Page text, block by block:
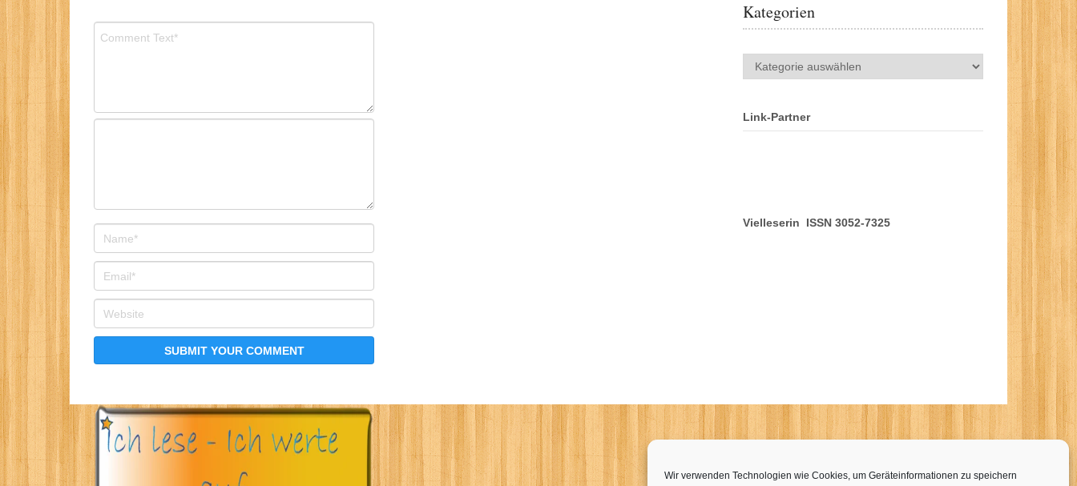
Kategorien
Kategorien
Link-Partner
Vielleserin ISSN 3052-7325
Wir verwenden Technologien wie Cookies, um Geräteinformationen zu speichern